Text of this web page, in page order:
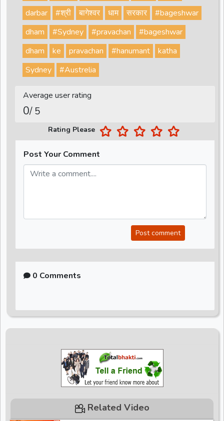
darbar
#श्री बागेश्वर धाम सरकार
#bageshwar
dham
#Sydney #pravachan
#bageshwar
dham
ke pravachan #hanumant
katha
Sydney
#Austrelia
Average user rating
0/ 5
Rating Please
Post Your Comment
Post comment
0 Comments
Related Video